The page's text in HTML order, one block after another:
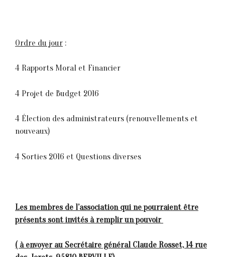
Ordre du jour :
4 Rapports Moral et Financier
4 Projet de Budget 2016
4 Élection des administrateurs (renouvellements et
nouveaux)
4 Sorties 2016 et Questions diverses
Les membres de l’association qui ne pourraient être
présents sont invités à remplir un pouvoir
( à envoyer au Secrétaire général Claude Rosset, 14 rue